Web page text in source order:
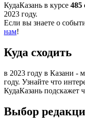
КудаКазань в курсе 485
2023 году.
Если вы знаете о
нам!
Куда сходить
в 2023 году в Казани -
году. Узнайте что
КудаКазань подскажет
Выбор